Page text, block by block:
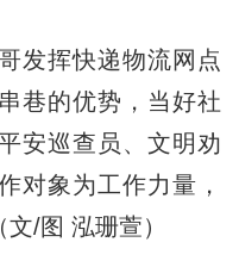
挥快递物流网点
巷的优势，当好社
安巡查员、文明劝
对象为工作力量，
/图 泓珊萱）